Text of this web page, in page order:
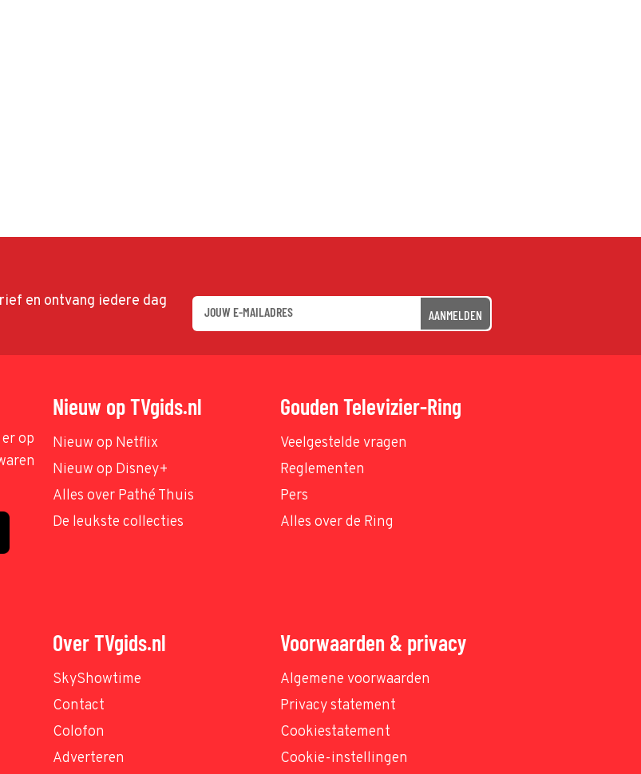
en ontvang iedere dag
AANMELDEN
op
Nieuw op TVgids.nl
Nieuw op Netflix
Nieuw op Disney+
Alles over Pathé Thuis
De leukste collecties
Gouden Televizier-Ring
Veelgestelde vragen
Reglementen
Pers
Alles over de Ring
Over TVgids.nl
SkyShowtime
Contact
Colofon
Adverteren
Voorwaarden & privacy
Algemene voorwaarden
Privacy statement
Cookiestatement
Cookie-instellingen